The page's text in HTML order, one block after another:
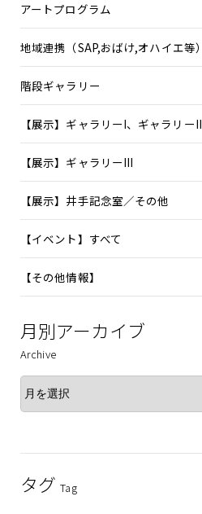
アートプログラム
地域連携（SAP,おばけ,オハイエ等）
階段ギャラリー
【展示】ギャラリーI、ギャラリーII
【展示】ギャラリーIII
【展示】井手記念室／その他
【イベント】すべて
【その他情報】
月別アーカイブ
Archive
タグTag